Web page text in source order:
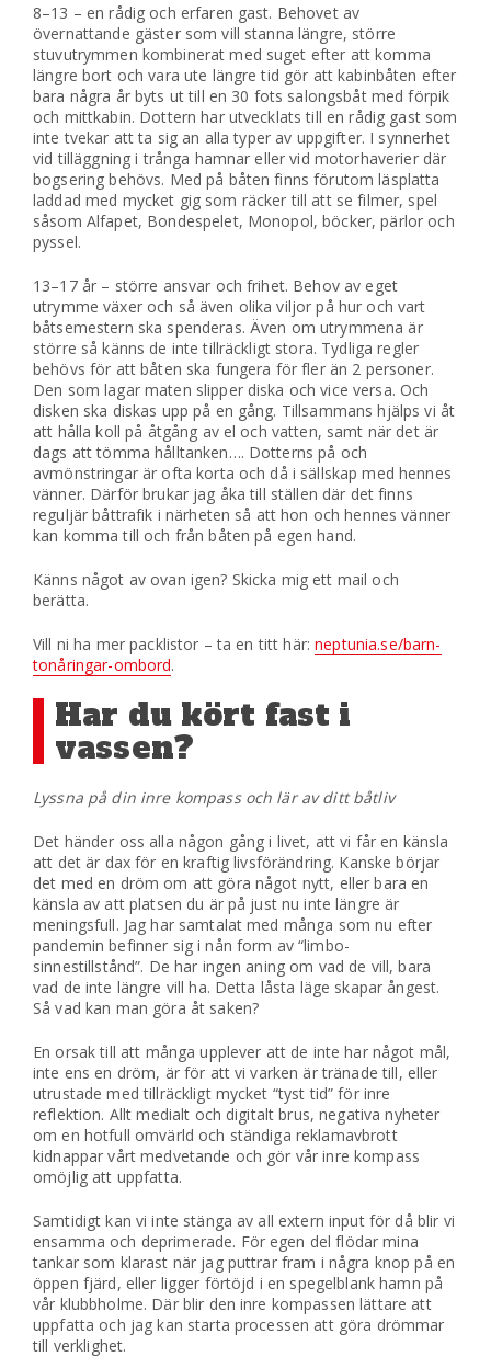
8–13 – en rådig och erfaren gast. Behovet av
övernattande gäster som vill stanna längre, större
stuvutrymmen kombinerat med suget efter att komma
längre bort och vara ute längre tid gör att kabinbåten efter
bara några år byts ut till en 30 fots salongsbåt med förpik
och mittkabin. Dottern har utvecklats till en rådig gast som
inte tvekar att ta sig an alla typer av uppgifter. I synnerhet
vid tilläggning i trånga hamnar eller vid motorhaverier där
bogsering behövs. Med på båten finns förutom läsplatta
laddad med mycket gig som räcker till att se filmer, spel
såsom Alfapet, Bondespelet, Monopol, böcker, pärlor och
pyssel.
13–17 år – större ansvar och frihet. Behov av eget
utrymme växer och så även olika viljor på hur och vart
båtsemestern ska spenderas. Även om utrymmena är
större så känns de inte tillräckligt stora. Tydliga regler
behövs för att båten ska fungera för fler än 2 personer.
Den som lagar maten slipper diska och vice versa. Och
disken ska diskas upp på en gång. Tillsammans hjälps vi åt
att hålla koll på åtgång av el och vatten, samt när det är
dags att tömma hålltanken…. Dotterns på och
avmönstringar är ofta korta och då i sällskap med hennes
vänner. Därför brukar jag åka till ställen där det finns
reguljär båttrafik i närheten så att hon och hennes vänner
kan komma till och från båten på egen hand.
Känns något av ovan igen? Skicka mig ett mail och
berätta.
Vill ni ha mer packlistor – ta en titt här:neptunia.se/barn-
tonåringar-ombord.
Har du kört fast i
vassen?
Lyssna på din inre kompass och lär av ditt båtliv
Det händer oss alla någon gång i livet, att vi får en känsla
att det är dax för en kraftig livsförändring. Kanske börjar
det med en dröm om att göra något nytt, eller bara en
känsla av att platsen du är på just nu inte längre är
meningsfull. Jag har samtalat med många som nu efter
pandemin befinner sig i nån form av “limbo-
sinnestillstånd”. De har ingen aning om vad de vill, bara
vad de inte längre vill ha. Detta låsta läge skapar ångest.
Så vad kan man göra åt saken?
En orsak till att många upplever att de inte har något mål,
inte ens en dröm, är för att vi varken är tränade till, eller
utrustade med tillräckligt mycket “tyst tid” för inre
reflektion. Allt medialt och digitalt brus, negativa nyheter
om en hotfull omvärld och ständiga reklamavbrott
kidnappar vårt medvetande och gör vår inre kompass
omöjlig att uppfatta.
Samtidigt kan vi inte stänga av all extern input för då blir vi
ensamma och deprimerade. För egen del flödar mina
tankar som klarast när jag puttrar fram i några knop på en
öppen fjärd, eller ligger förtöjd i en spegelblank hamn på
vår klubbholme. Där blir den inre kompassen lättare att
uppfatta och jag kan starta processen att göra drömmar
till verklighet.